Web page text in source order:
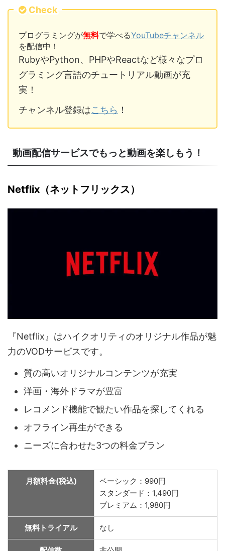
Check
プログラミングが無料で学べるYouTubeチャンネル
を配信中！
RubyやPython、PHPやReactなど様々なプロ
グラミング言語のチュートリアル動画が充
実！
チャンネル登録はこちら ！
動画配信サービスでもっと動画を楽しもう！
Netflix（ネットフリックス）
『Netflix』はハイクオリティのオリジナル作品が魅
力のVODサービスです。
質の高いオリジナルコンテンツが充実
洋画・海外ドラマが豊富
レコメンド機能で観たい作品を探してくれる
オフライン再生ができる
ニーズに合わせた3つの料金プラン
月額料金(税込)
ベーシック：990円
スタンダード：1,490円
プレミアム：1,980円
無料トライアル なし